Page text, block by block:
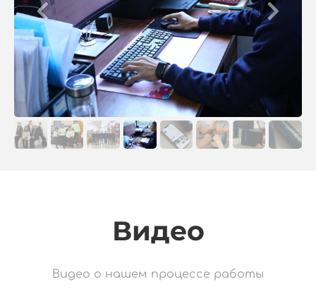
Видео
Видео о нашем процессе работы